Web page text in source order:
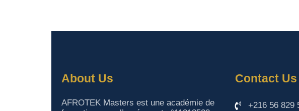
About Us
AFROTEK Masters est une académie de
Contact Us
+216 56 829